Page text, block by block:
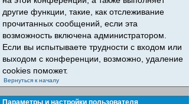
другие функции, такие, как отслеживание
прочитанных сообщений, если эта
возможность включена администратором.
Если вы испытываете трудности с входом или
выходом с конференции, возможно, удаление
cookies поможет.
Вернуться к началу
Параметры и настройки пользователя